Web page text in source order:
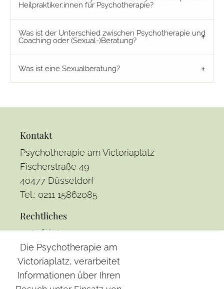
Heilpraktiker:innen für Psychotherapie?
Was ist der Unterschied zwischen Psychotherapie und
Coaching oder (Sexual-)Beratung?
Was ist eine Sexualberatung?
Kontakt
Psychotherapie am Victoriaplatz
Fischerstraße 49
40477 Düsseldorf
Tel.: 0211 15862085
Rechtliches
Anfahrt
Impressum
Datenschutz
Die Psychotherapie am
Victoriaplatz, verarbeitet
Informationen über Ihren